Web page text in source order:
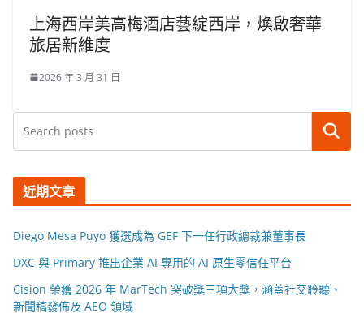
上海西岸美高梅酒店藝綻西岸，煥啟奢華
旅居新維度
2026 年 3 月 31 日
搜尋
近期文章
Diego Mesa Puyo 獲選成為 GEF 下一任行政總裁兼董事長
DXC 與 Primary 推出企業 AI 專用的 AI 原生零信任平台
Cision 榮獲 2026 年 MarTech 突破獎三項大獎，涵蓋社交聆聽、
新聞稿發佈及 AEO 領域